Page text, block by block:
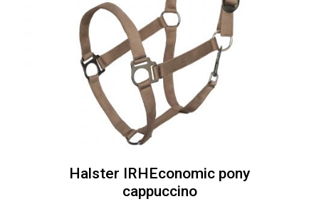
Halster IRHEconomic pony
cappuccino